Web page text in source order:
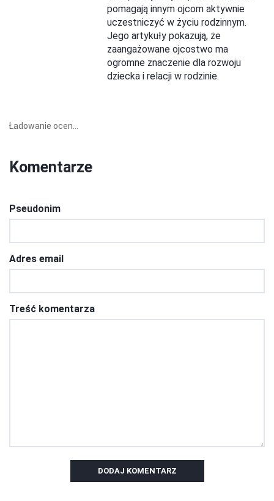
pomagają innym ojcom aktywnie
uczestniczyć w życiu rodzinnym.
Jego artykuły pokazują, że
zaangażowane ojcostwo ma
ogromne znaczenie dla rozwoju
dziecka i relacji w rodzinie.
Ładowanie ocen...
Komentarze
Pseudonim
Adres email
Treść komentarza
DODAJ KOMENTARZ